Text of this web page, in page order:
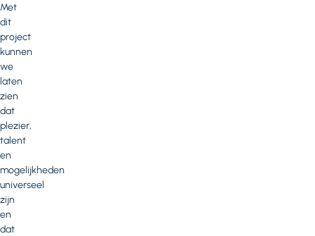
Met
dit
project
kunnen
we
laten
zien
dat
plezier,
talent
en
mogelijkheden
universeel
zijn
en
dat